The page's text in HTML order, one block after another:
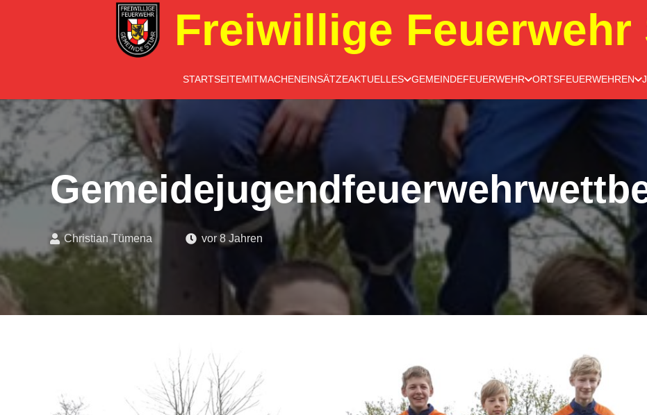
Freiwillige Feuerwehr
STARTSEITEMITMACHENEINSÄTZEAKTUELLES GEMEINDEFEUERWEHR ORTSFEUERWEHREN
Christian Tümena vor 8 Jahren